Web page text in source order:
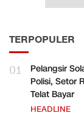
TERPOPULER
01
Pelangsir
Polisi, Setor
Telat Bayar
HEADLINE